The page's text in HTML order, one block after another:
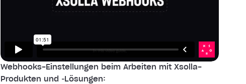
Webhooks-Einstellungen beim Arbeiten mit Xsolla-
Produkten und ‑Lösungen: